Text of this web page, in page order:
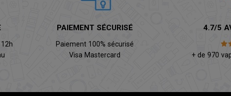
PAIEMENT SÉCURISÉ
Paiement 100% sécurisé
Visa Mastercard
4.7/5
+ de 970